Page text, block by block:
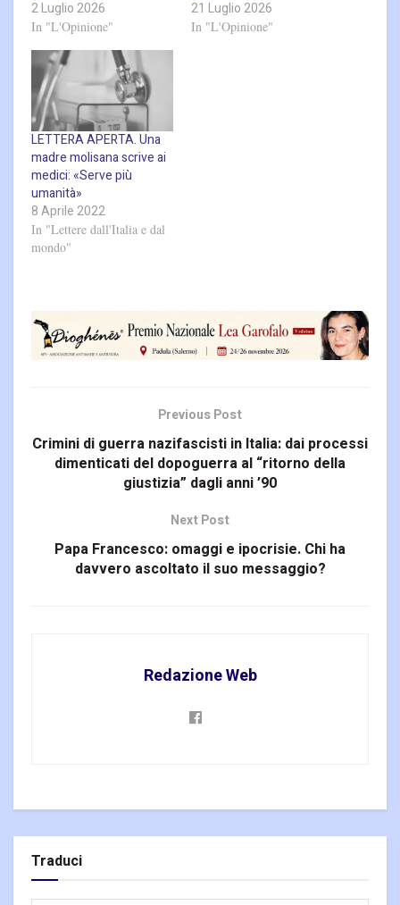
2 Luglio 2026
In "L'Opinione"
21 Luglio 2026
In "L'Opinione"
LETTERA APERTA. Una
madre molisana scrive ai
medici: «Serve più
umanità»
8 Aprile 2022
In "Lettere dall'Italia e dal
mondo"
Previous Post
Crimini di guerra nazifascisti in Italia: dai processi
dimenticati del dopoguerra al “ritorno della
giustizia” dagli anni ’90
Next Post
Papa Francesco: omaggi e ipocrisie. Chi ha
davvero ascoltato il suo messaggio?
Redazione Web
Traduci